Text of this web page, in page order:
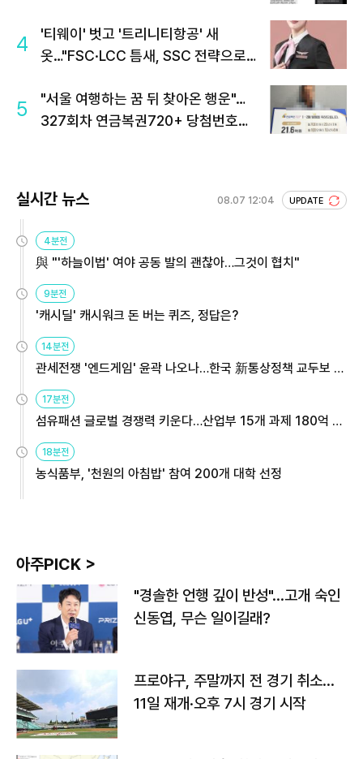
4
'티웨이' 벗고 '트리니티항공' 새
옷…"FSC·LCC 틈새, SSC 전략으로
5
"서울 여행하는 꿈 뒤 찾아온 행운"…
327회차 연금복권720+ 당첨번호조
실시간 뉴스 08.07 12:04 UPDATE
4분전
與 "'하늘이법' 여야 공동 발의 괜찮아…그것이 협치"
9분전
'캐시딜' 캐시워크 돈 버는 퀴즈, 정답은?
14분전
관세전쟁 '엔드게임' 윤곽 나오나…한국 新통상정책 교두보 활
17분전
섬유패션 글로벌 경쟁력 키운다…산업부 15개 과제 180억 지
18분전
농식품부, '천원의 아침밥' 참여 200개 대학 선정
아주PICK >
"경솔한 언행 깊이 반성"…고개 숙인
신동엽, 무슨 일이길래?
프로야구, 주말까지 전 경기 취소…
11일 재개·오후 7시 경기 시작